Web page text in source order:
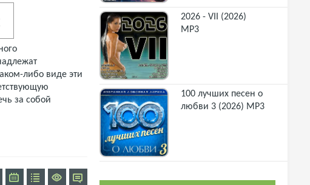
либо виде эти
за собой
2026 - VII (2026)
MP3
100 лучших песен о
любви 3 (2026) MP3